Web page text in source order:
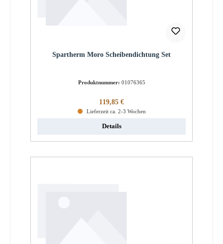
Spartherm Moro Scheibendichtung Set
Produktnummer: 01076365
Regulärer Preis:
119,85 €
Lieferzeit ca. 2-3 Wochen
Details